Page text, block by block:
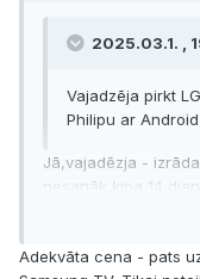
2025.03.1. ,
Vajadzēja pirkt
Philipu ar
Jā,vajadēzja -
nesanāk,ķipa 14
vikalā tad nemaz ar
nemeklējāt kas ko
Adekvāta cena - pats